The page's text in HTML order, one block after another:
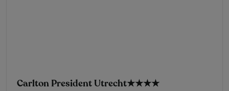
Carlton President Utrecht★★★★